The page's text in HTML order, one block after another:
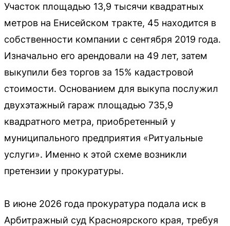
Участок площадью 13,9 тысячи квадратных
метров на Енисейском тракте, 45 находится в
собственности компании с сентября 2019 года.
Изначально его арендовали на 49 лет, затем
выкупили без торгов за 15% кадастровой
стоимости. Основанием для выкупа послужил
двухэтажный гараж площадью 735,9
квадратного метра, приобретенный у
муниципального предприятия «Ритуальные
услуги». Именно к этой схеме возникли
претензии у прокуратуры.
В июне 2026 года прокуратура подала иск в
Арбитражный суд Красноярского края, требуя